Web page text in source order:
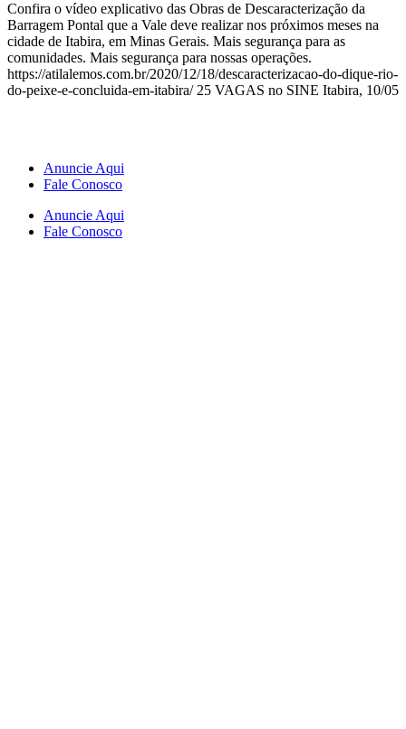
Confira o vídeo explicativo das Obras de Descaracterização da
Barragem Pontal que a Vale deve realizar nos próximos meses na
cidade de Itabira, em Minas Gerais. Mais segurança para as
comunidades. Mais segurança para nossas operações.
https://atilalemos.com.br/2020/12/18/descaracterizacao-do-dique-rio-
do-peixe-e-concluida-em-itabira/ 25 VAGAS no SINE Itabira, 10/05
Anuncie Aqui
Fale Conosco
Anuncie Aqui
Fale Conosco